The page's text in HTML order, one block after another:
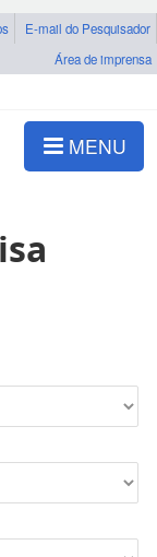
E-mail do Pesquisador
Área de imprensa
MENU